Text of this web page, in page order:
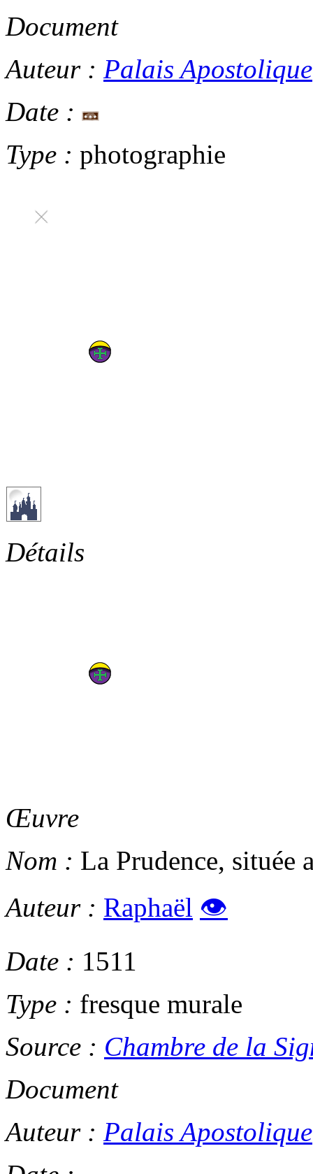
Document
Auteur : Palais Apostolique
Date :
Type : photographie
Détails
Œuvre
Nom : La Prudence, située
Auteur : Raphaël 👁
Date : 1511
Type : fresque murale
Source : Chambre de la
Document
Auteur : Palais Apostolique